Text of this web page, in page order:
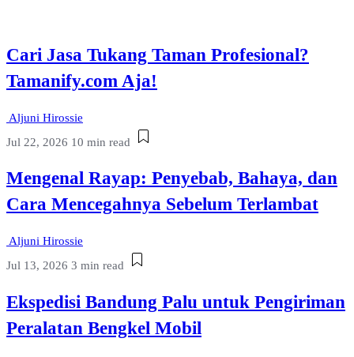
Cari Jasa Tukang Taman Profesional?
Tamanify.com Aja!
Aljuni Hirossie
Jul 22, 2026 10 min read
Mengenal Rayap: Penyebab, Bahaya, dan
Cara Mencegahnya Sebelum Terlambat
Aljuni Hirossie
Jul 13, 2026 3 min read
Ekspedisi Bandung Palu untuk Pengiriman
Peralatan Bengkel Mobil